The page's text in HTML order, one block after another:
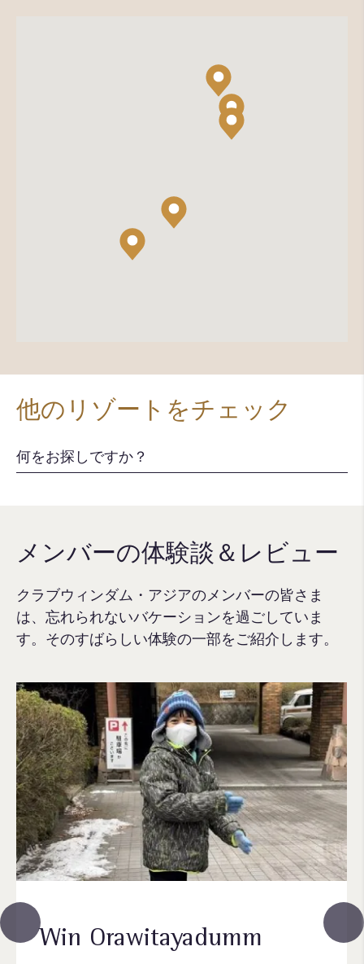
他のリゾートをチェック
Win Orawitayadumm
メンバーの体験談＆レビュー
クラブウィンダム・アジアのメンバーの皆さま
は、忘れられないバケーションを過ごしていま
す。そのすばらしい体験の一部をご紹介します。